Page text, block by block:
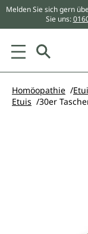
springen
Melden Sie sich gern
Sie uns:
Homöopathie
Etuis
30er